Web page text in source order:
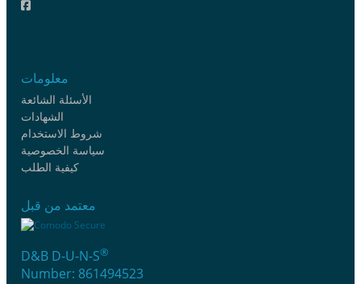
معلومات
الأسئلة الشائعة
الشهادات
شروط الاستخدام
سياسة الخصوصية
كيفية الطلب
معتمد من قبل
D&B D-U-N-S®
Number: 861494523